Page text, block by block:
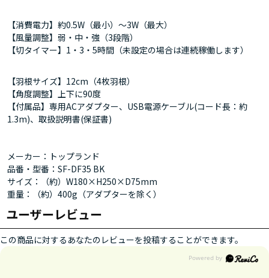
【消費電力】約0.5W（最小）～3W（最大）
【風量調整】弱・中・強（3段階）
【切タイマー】1・3・5時間（未設定の場合は連続稼働します）
【羽根サイズ】12cm（4枚羽根）
【角度調整】上下に90度
【付属品】専用ACアダプター、USB電源ケーブル(コード長：約
1.3m)、取扱説明書(保証書)
メーカー：トップランド
品番・型番：SF-DF35 BK
サイズ：（約）W180×H250×D75mm
重量：（約）400g（アダプターを除く）
ユーザーレビュー
この商品に対するあなたのレビューを投稿することができます。